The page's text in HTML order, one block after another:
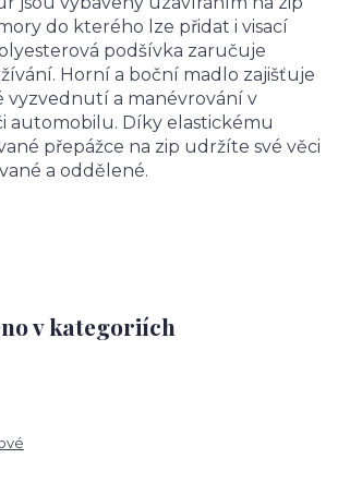
do kterého lze přidat i visací
podšívka zaručuje
Horní a boční madlo zajišťuje
vyzvednutí a manévrování v
automobilu. Díky elastickému
přepážce na zip udržíte své věci
a oddělené.
v kategoriích